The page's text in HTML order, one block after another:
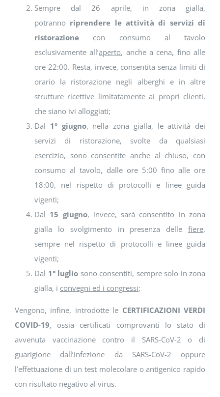
Sempre dal 26 aprile, in zona gialla,
potranno riprendere le attività di servizi di
ristorazionecon consumo al tavolo
esclusivamente all’aperto, anche a cena, fino alle
ore 22:00. Resta, invece, consentita senza limiti di
orario la ristorazione negli alberghi e in altre
strutture ricettive limitatamente ai propri clienti,
che siano ivi alloggiati;
Dal 1° giugno, nella zona gialla, le attività dei
servizi di ristorazione, svolte da qualsiasi
esercizio, sono consentite anche al chiuso, con
consumo al tavolo, dalle ore 5:00 fino alle ore
18:00, nel rispetto di protocolli e linee guida
vigenti;
Dal 15 giugno, invece, sarà consentito in zona
gialla lo svolgimento in presenza dellefiere,
sempre nel rispetto di protocolli e linee guida
vigenti;
Dal 1° luglio sono consentiti, sempre solo in zona
gialla, i convegni ed i congressi;
Vengono, infine, introdotte le CERTIFICAZIONI VERDI
COVID-19, ossia certificati comprovanti lo stato di
avvenuta vaccinazione contro il SARS-CoV-2 o di
guarigione dall’infezione da SARS-CoV-2 oppure
l’effettuazione di un test molecolare o antigenico rapido
con risultato negativo al virus.